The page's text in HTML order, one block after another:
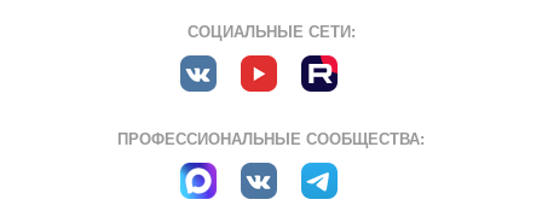
СОЦИАЛЬНЫЕ СЕТИ:
ПРОФЕССИОНАЛЬНЫЕ СООБЩЕСТВА: